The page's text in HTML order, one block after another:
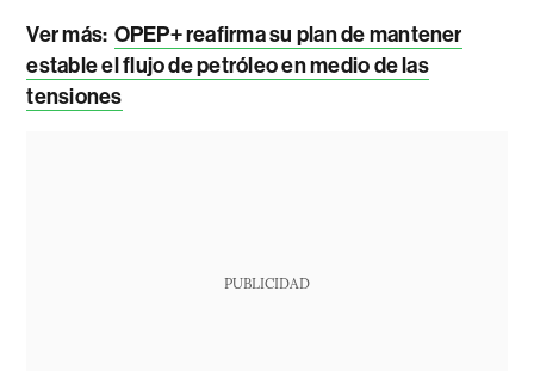
Ver más: OPEP+ reafirma su plan de mantener
estable el flujo de petróleo en medio de las
tensiones
PUBLICIDAD